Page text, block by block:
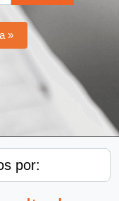
»
por: